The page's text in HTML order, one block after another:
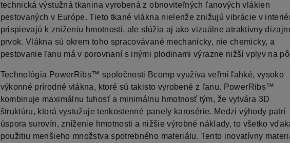
technická výstužná tkanina vyrobená z obnoviteľných ľanových vlákien
pestovaných v Európe. Tieto tkané vlákna nielenže znižujú vibrácie v
prispievajú k zníženiu hmotnosti, ale slúžia aj ako vizuálne atraktívny
prvok. Vlákna sú okrem toho spracovávané mechanicky, nie chemicky, a
pestovanie ľanu má v porovnaní s inými plodinami výrazne nižší vplyv na
Technológia PowerRibs™ spoločnosti Bcomp využíva veľmi ľahké, vysoko
výkonné prírodné vlákna, ktoré sú takisto vyrobené z ľanu. PowerRibs™
kombinuje maximálnu tuhosť a minimálnu hmotnosť tým, že vytvára 3D
štruktúru, ktorá vystužuje tenkostenné panely karosérie. Medzi výhody patrí
úspora surovín, zníženie hmotnosti a nižšie výrobné náklady, to všetko
použitiu menšieho množstva spotrebného materiálu. Tento inovatívny